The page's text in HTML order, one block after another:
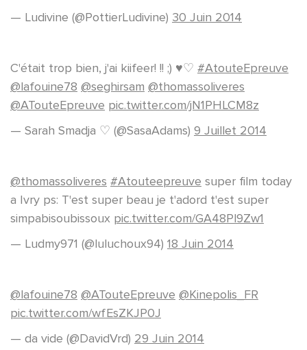
— Ludivine (@PottierLudivine) 30 Juin 2014
C'était trop bien, j'ai kiifeer! !! ;) ♥♡ #AtouteEpreuve
@lafouine78 @seghirsam @thomassoliveres
@ATouteEpreuve pic.twitter.com/jN1PHLCM8z
— Sarah Smadja ♡ (@SasaAdams) 9 Juillet 2014
@thomassoliveres #Atouteepreuve super film today
a Ivry ps: T'est super beau je t'adord t'est super
simpabisoubissoux pic.twitter.com/GA48Pl9Zw1
— Ludmy971 (@luluchoux94) 18 Juin 2014
@lafouine78 @ATouteEpreuve @Kinepolis_FR
pic.twitter.com/wfEsZKJP0J
— da vide (@DavidVrd) 29 Juin 2014